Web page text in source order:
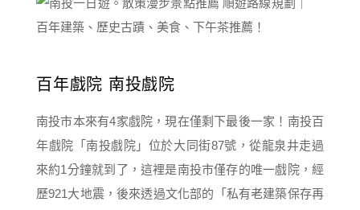
百年戲院 南投戲院
南投市本來有4家戲院，現在僅剩下最後一家！南投百
年戲院「南投戲院」位於大同街87號，從龍泉井走過
來約1分鐘就到了，這裡是南投市僅存的唯一戲院，經
歷921大地震，後來透過文化部的「私有老建築保存再